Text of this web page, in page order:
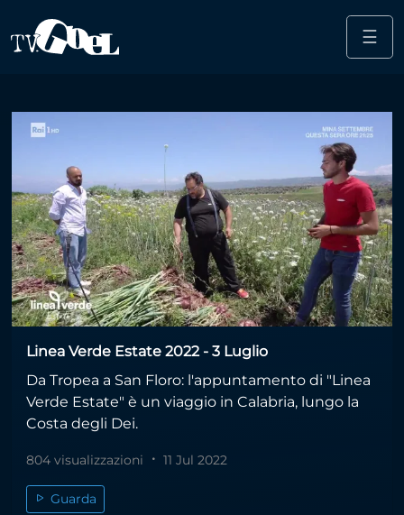
☰
agricoltura biologica
calabria
Linea Verde Estate 2022 - 3 Luglio
Da Tropea a San Floro: l'appuntamento di "Linea
Verde Estate" è un viaggio in Calabria, lungo la
Costa degli Dei.
804 visualizzazioni 11 Jul 2022
Guarda